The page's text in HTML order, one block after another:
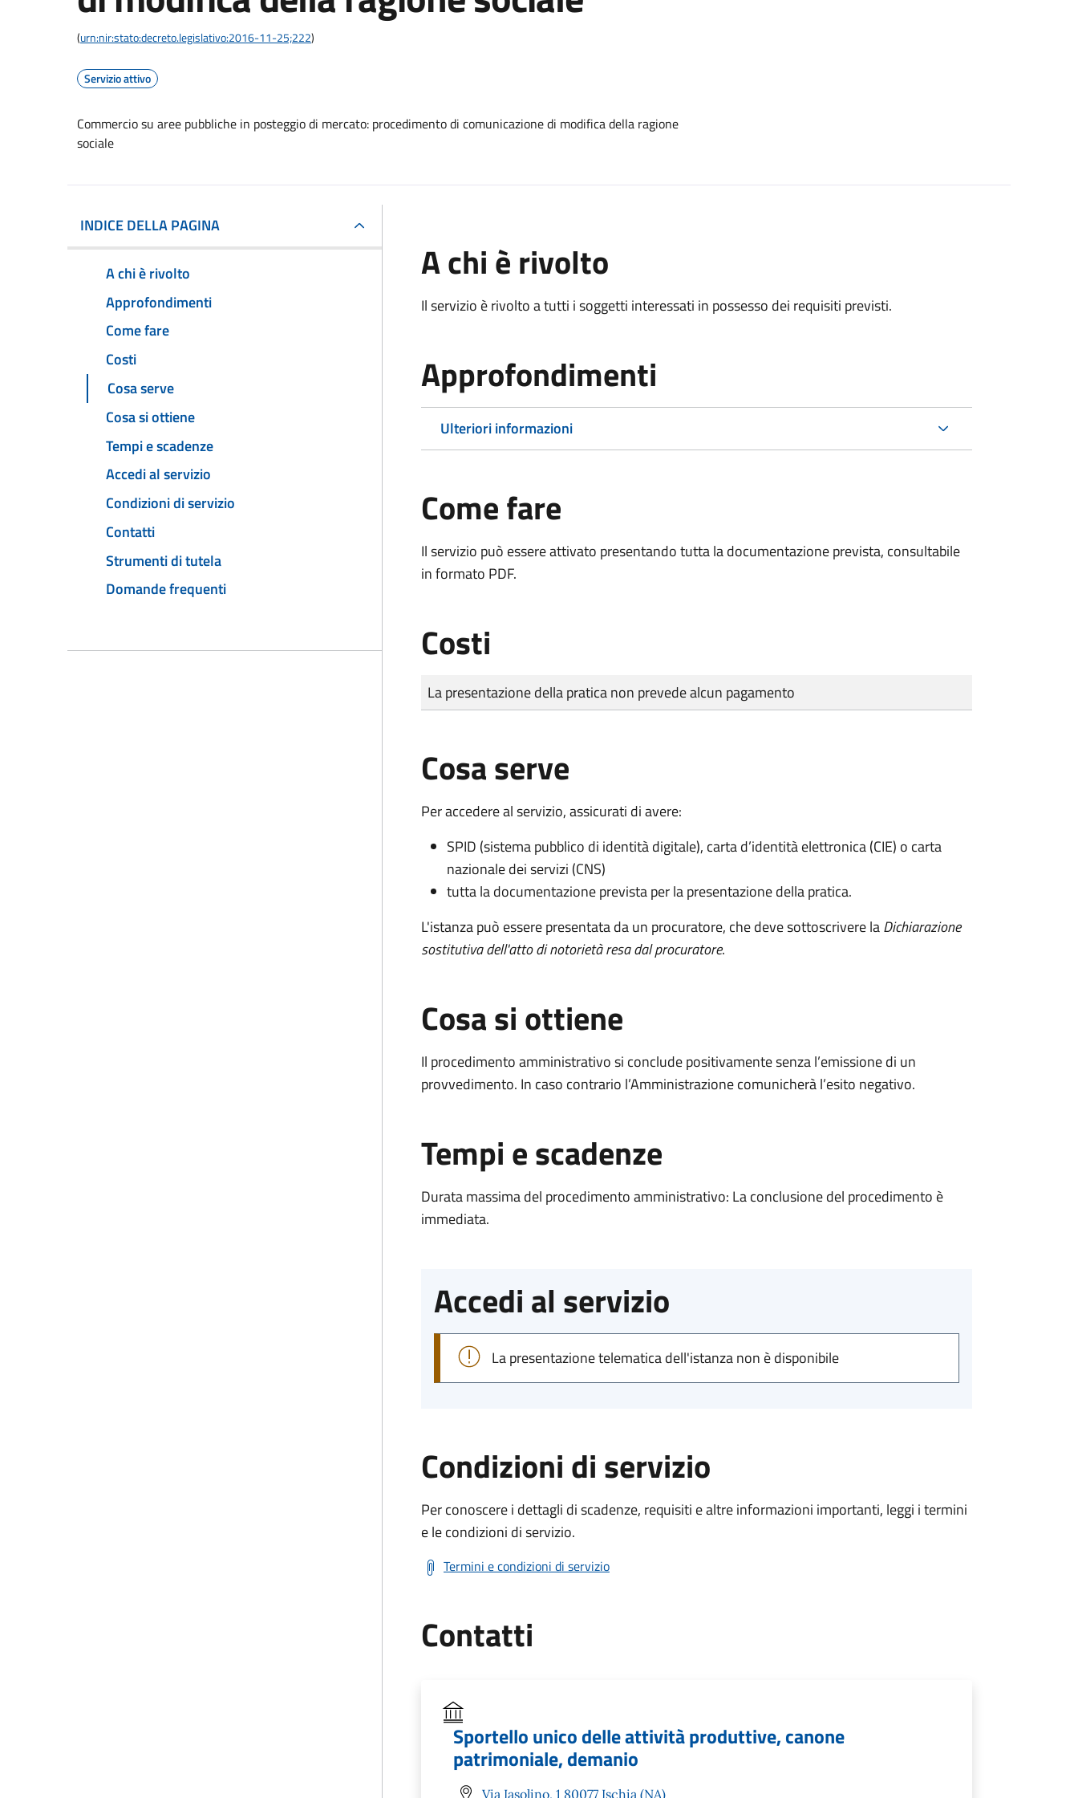
(urn:nir:stato:decreto.legislativo:2016-11-25;222)
Servizio attivo
Commercio su aree pubbliche in posteggio di mercato: procedimento di comunicazione di modifica della ragione
sociale
INDICE DELLA PAGINA
A chi è rivolto
Approfondimenti
Come fare
Costi
Cosa serve
Cosa si ottiene
Tempi e scadenze
Accedi al servizio
Condizioni di servizio
Contatti
Strumenti di tutela
Domande frequenti
A chi è rivolto
Il servizio è rivolto a tutti i soggetti interessati in possesso dei requisiti previsti.
Approfondimenti
Ulteriori informazioni
Come fare
Il servizio può essere attivato presentando tutta la documentazione prevista, consultabile
in formato PDF.
Costi
Tipo di pagamento
Importo
La presentazione della pratica non prevede alcun pagamento
Cosa serve
Per accedere al servizio, assicurati di avere:
SPID (sistema pubblico di identità digitale), carta d’identità elettronica (CIE) o carta
nazionale dei servizi (CNS)
tutta la documentazione prevista per la presentazione della pratica.
L'istanza può essere presentata da un procuratore, che deve sottoscrivere laDichiarazione
sostitutiva dell'atto di notorietà resa dal procuratore.
Cosa si ottiene
Il procedimento amministrativo si conclude positivamente senza l’emissione di un
provvedimento. In caso contrario l’Amministrazione comunicherà l’esito negativo.
Tempi e scadenze
Durata massima del procedimento amministrativo: La conclusione del procedimento è
immediata.
Accedi al servizio
La presentazione telematica dell'istanza non è disponibile
Condizioni di servizio
Per conoscere i dettagli di scadenze, requisiti e altre informazioni importanti, leggi i termini
e le condizioni di servizio.
Termini e condizioni di servizio
Contatti
Sportello unico delle attività produttive, canone
patrimoniale, demanio
Via Iasolino, 1 80077 Ischia (NA)